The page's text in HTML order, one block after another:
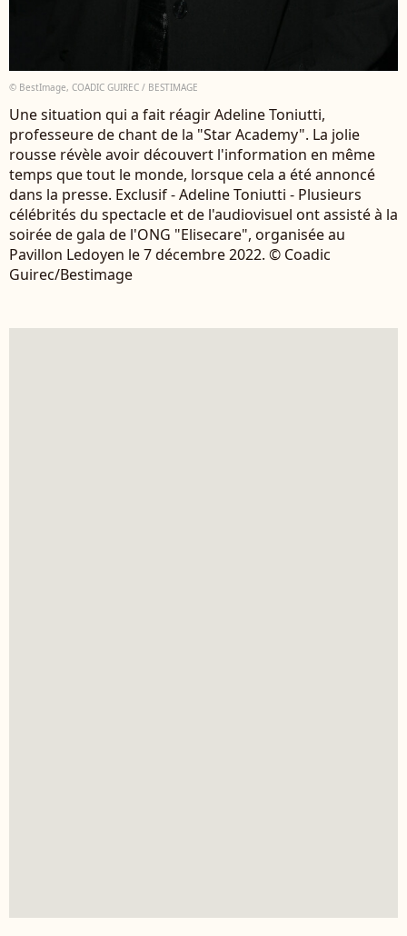
© BestImage, COADIC GUIREC / BESTIMAGE
Une situation qui a fait réagir Adeline Toniutti,
professeure de chant de la "Star Academy". La jolie
rousse révèle avoir découvert l'information en même
temps que tout le monde, lorsque cela a été annoncé
dans la presse. Exclusif - Adeline Toniutti - Plusieurs
célébrités du spectacle et de l'audiovisuel ont assisté à la
soirée de gala de l'ONG "Elisecare", organisée au
Pavillon Ledoyen le 7 décembre 2022. © Coadic
Guirec/Bestimage